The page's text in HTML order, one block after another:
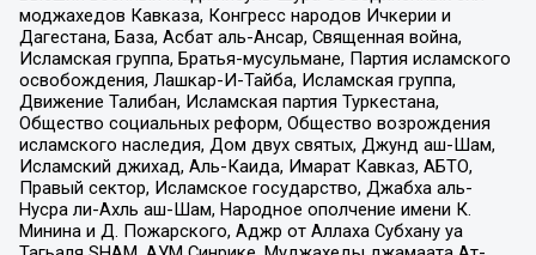
моджахедов Кавказа, Конгресс народов Ичкерии и
Дагестана, База, Асбат аль-Ансар, Священная война,
Исламская группа, Братья-мусульмане, Партия исламского
освобождения, Лашкар-И-Тайба, Исламская группа,
Движение Талибан, Исламская партия Туркестана,
Общество социальных реформ, Общество возрождения
исламского наследия, Дом двух святых, Джунд аш-Шам,
Исламский джихад, Аль-Каида, Имарат Кавказ, АБТО,
Правый сектор, Исламское государство, Джабха аль-
Нусра ли-Ахль аш-Шам, Народное ополчение имени К.
Минина и Д. Пожарского, Аджр от Аллаха Субхану уа